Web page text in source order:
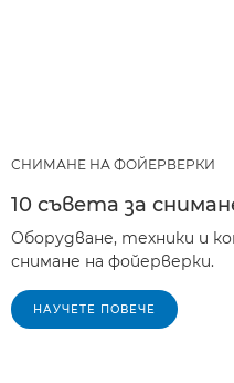
СНИМАНЕ НА ФОЙЕРВЕРКИ
10 съвета за
Оборудване, техники и
снимане на фойерверки.
НАУЧЕТЕ ПОВЕЧЕ